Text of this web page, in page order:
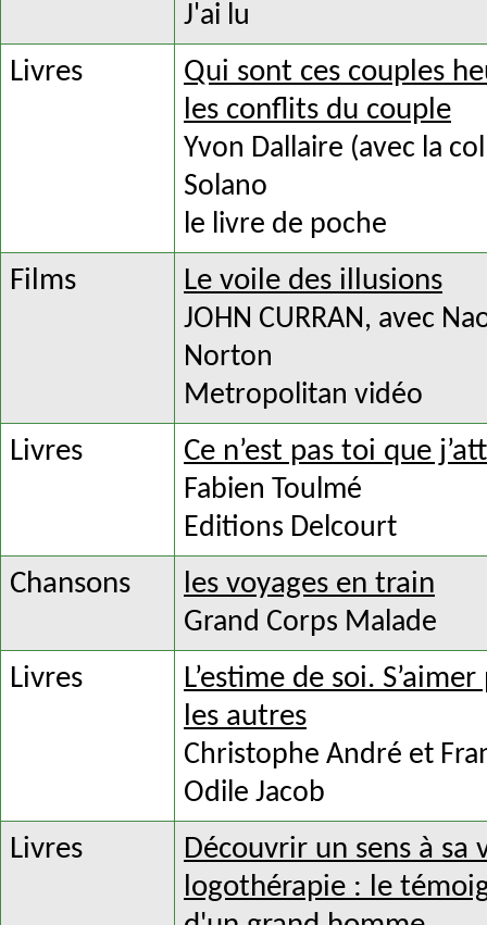
J'ai lu
Livres
Qui sont ces couples
les conflits du couple
Yvon Dallaire (avec la
Solano
le livre de poche
Films Le voile des illusions
JOHN CURRAN, avec
Norton
Metropolitan vidéo
Livres Ce n’est pas toi que
Fabien Toulmé
Editions Delcourt
Chansons les voyages en train
Grand Corps Malade
Livres
L’estime de soi.
les autres
Christophe André et
Odile Jacob
Livres
Découvrir un sens à sa
logothérapie : le